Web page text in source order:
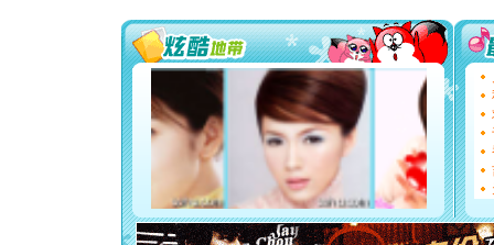
能正大光
都要快乐
[圣诞节]
如意,快
[元旦]
断电。
你是我
[元旦]
起；二
离。水
[元旦]当
泣，这痛